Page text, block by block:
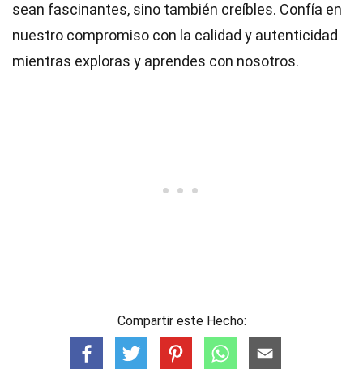
sean fascinantes, sino también creíbles. Confía en
nuestro compromiso con la calidad y autenticidad
mientras exploras y aprendes con nosotros.
Compartir este Hecho: